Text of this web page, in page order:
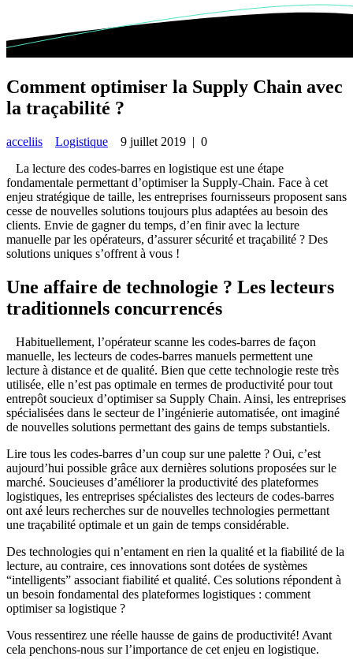
Comment optimiser la Supply Chain avec
la traçabilité ?
acceliis Logistique 9 juillet 2019 | 0
La lecture des codes-barres en logistique est une étape
fondamentale permettant d’optimiser la Supply-Chain. Face à cet
enjeu stratégique de taille, les entreprises fournisseurs proposent sans
cesse de nouvelles solutions toujours plus adaptées au besoin des
clients. Envie de gagner du temps, d’en finir avec la lecture
manuelle par les opérateurs, d’assurer sécurité et traçabilité ? Des
solutions uniques s’offrent à vous !
Une affaire de technologie ? Les lecteurs
traditionnels concurrencés
Habituellement, l’opérateur scanne les codes-barres de façon
manuelle, les lecteurs de codes-barres manuels permettent une
lecture à distance et de qualité. Bien que cette technologie reste très
utilisée, elle n’est pas optimale en termes de productivité pour tout
entrepôt soucieux d’optimiser sa Supply Chain. Ainsi, les entreprises
spécialisées dans le secteur de l’ingénierie automatisée, ont imaginé
de nouvelles solutions permettant des gains de temps substantiels.
Lire tous les codes-barres d’un coup sur une palette ? Oui, c’est
aujourd’hui possible grâce aux dernières solutions proposées sur le
marché. Soucieuses d’améliorer la productivité des plateformes
logistiques, les entreprises spécialistes des lecteurs de codes-barres
ont axé leurs recherches sur de nouvelles technologies permettant
une traçabilité optimale et un gain de temps considérable.
Des technologies qui n’entament en rien la qualité et la fiabilité de la
lecture, au contraire, ces innovations sont dotées de systèmes
“intelligents” associant fiabilité et qualité. Ces solutions répondent à
un besoin fondamental des plateformes logistiques : comment
optimiser sa logistique ?
Vous ressentirez une réelle hausse de gains de productivité! Avant
cela penchons-nous sur l’importance de cet enjeu en logistique.